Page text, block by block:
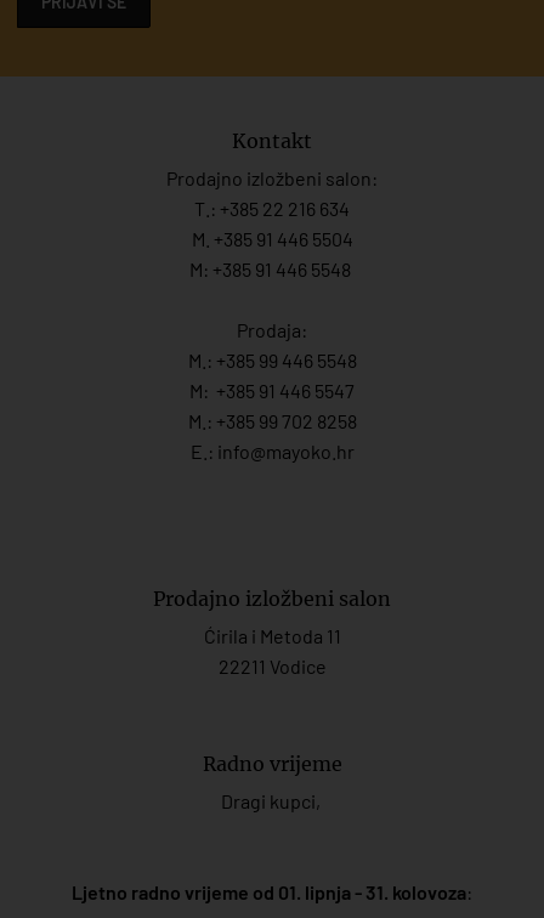
Kontakt
Prodajno izložbeni salon:
T.: +385 22 216 634
M. +385 91 446 5504
M: +385 91 446 5548
Prodaja:
M.: +385 99 446 5548
M: +385 91 446 5547
M.: +385 99 702 8258
E.: info@mayoko. hr
Prodajno izložbeni salon
Ćirila i Metoda 11
22211 Vodice
Radno vrijeme
Dragi kupci,
Ljetno radno vrijeme od 01. lipnja - 31. kolovoza: